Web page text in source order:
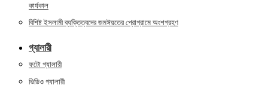
কার্যকাল
বিশিষ্ট ইসলামী ব্যক্তিত্বদের জমঈয়তের প্রোগ্রামে অংশগ্রহণ
গ্যালারী
ফটো গ্যালারী
ভিডিও গ্যালারী